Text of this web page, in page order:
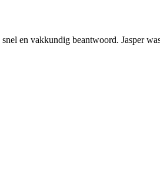
en vakkundig beantwoord. Jasper